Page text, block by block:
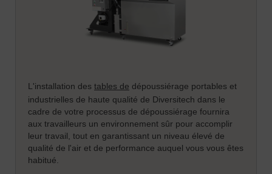
L'installation des tables de dépoussiérage portables et
industrielles de haute qualité de Diversitech dans le
cadre de votre processus de dépoussiérage fournira
aux travailleurs un environnement sûr pour accomplir
leur travail, tout en garantissant un niveau élevé de
qualité de l'air et de performance auquel vous vous êtes
habitué.